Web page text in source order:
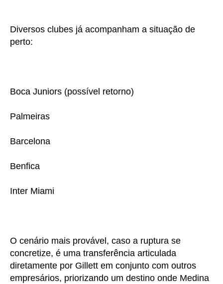
Diversos clubes já acompanham a situação de
perto:
Boca Juniors (possível retorno)
Palmeiras
Barcelona
Benfica
Inter Miami
O cenário mais provável, caso a ruptura se
concretize, é uma transferência articulada
diretamente por Gillett em conjunto com outros
empresários, priorizando um destino onde Medina